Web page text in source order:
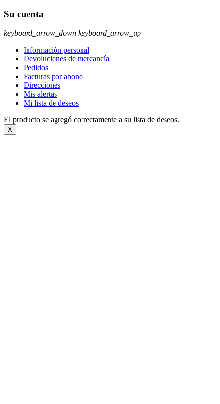
Su cuenta
keyboard_arrow_down keyboard_arrow_up
Información personal
Devoluciones de mercancía
Pedidos
Facturas por abono
Direcciones
Mis alertas
Mi lista de deseos
El producto se agregó correctamente a su lista de deseos.
X